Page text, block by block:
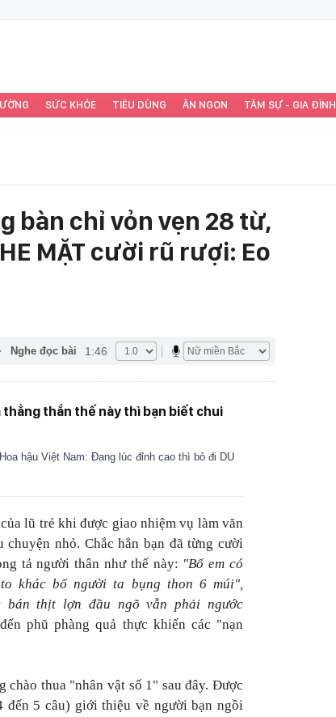
SỨC KHỎE TIÊU DÙNG ĂN NGON TÂM SỰ - GIA ĐÌNH
bàn chỉ vỏn vẹn 28 từ,
MẶT cười rũ rượi: Eo
Nghe đọc bài 1:46
thắn thế này thì bạn biết chui
hậu Việt Nam: Đang lúc đỉnh cao thì bỏ đi DU
lũ trẻ khi được giao nhiệm vụ làm văn
nhỏ. Chắc hẳn bạn đã từng cười
tả người thân như thế này: "Bố em có
khác bố người ta bụng thon 6 múi",
bán thịt lợn đầu ngõ vẫn phải ngước
phũ phàng quả thực khiến các "nạn
chào thua "nhân vật số 1" sau đây. Được
đến 5 câu) giới thiệu về người bạn ngồi